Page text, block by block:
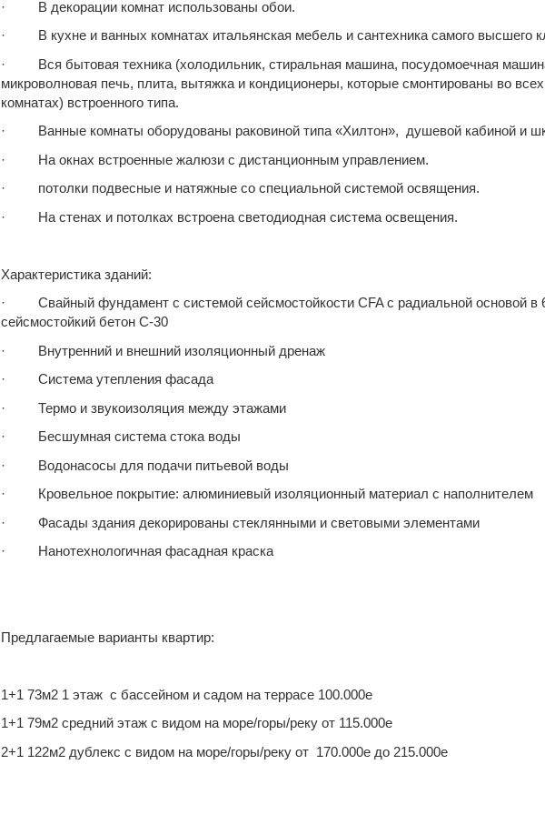
· В декорации комнат использованы обои.
· В кухне и ванных комнатах итальянская мебель и сантехника самого высшего
· Вся бытовая техника (холодильник, стиральная машина, посудомоечная
микроволновая печь, плита, вытяжка и кондиционеры, которые смонтированы во всех
комнатах) встроенного типа.
· Ванные комнаты оборудованы раковиной типа «Хилтон», душевой кабиной и
· На окнах встроенные жалюзи с дистанционным управлением.
· потолки подвесные и натяжные со специальной системой освящения.
· На стенах и потолках встроена светодиодная система освещения.
Характеристика зданий:
· Свайный фундамент с системой сейсмостойкости CFA с радиальной основой в
сейсмостойкий бетон С-30
· Внутренний и внешний изоляционный дренаж
· Система утепления фасада
· Термо и звукоизоляция между этажами
· Бесшумная система стока воды
· Водонасосы для подачи питьевой воды
· Кровельное покрытие: алюминиевый изоляционный материал с наполнителем
· Фасады здания декорированы стеклянными и световыми элементами
· Нанотехнологичная фасадная краска
Предлагаемые варианты квартир:
1+1 73м2 1 этаж с бассейном и садом на террасе 100.000е
1+1 79м2 средний этаж с видом на море/горы/реку от 115.000е
2+1 122м2 дублекс с видом на море/горы/реку от 170.000е до 215.000е